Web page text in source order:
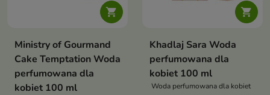

Ministry of Gourmand
Cake Temptation Woda
perfumowana dla
kobiet 100 ml

Khadlaj Sara Woda
perfumowana dla
kobiet 100 ml
Woda perfumowana dla kobiet